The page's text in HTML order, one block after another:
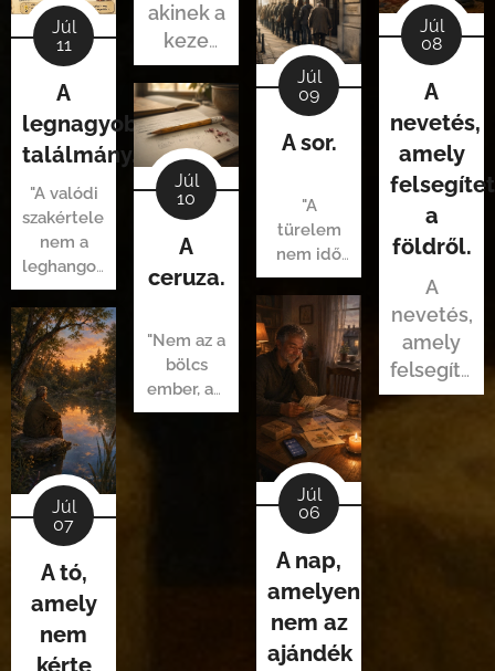
hagynak."
akinek a
keze
még
mindig
fogja a
gyermekét.
Júl
11
A
legnagyobb
találmány..
"A valódi
szakértelem
nem a
leghangosabb
véleményben
mutatkozik
meg,
hanem
abban,
hogy a
végén
kevesebb
a kérdés
és több a
megoldás."
Júl
10
A
ceruza.
"Nem az a
bölcs
ember, aki
nem
Júl
09
A sor.
"A
türelem
nem idő
kérdése.
Hanem
emberségé."
Júl
08
A
nevetés,
amely
a
földről.
A
nevetés,
amely
felsegített
a földről.
Júl
07
A tó,
amely
nem
kérte
Júl
06
A nap,
amelyen
nem az
ajándék